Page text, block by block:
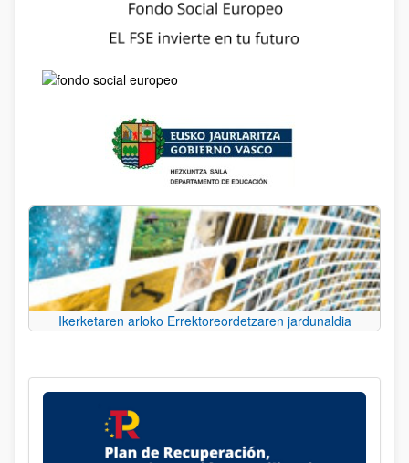
Ikerketaren arloko Errektoreordetzaren jardunaldia